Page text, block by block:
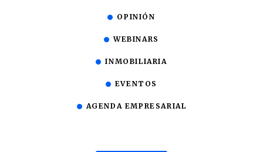
OPINIÓN
WEBINARS
INMOBILIARIA
EVENTOS
AGENDA EMPRESARIAL